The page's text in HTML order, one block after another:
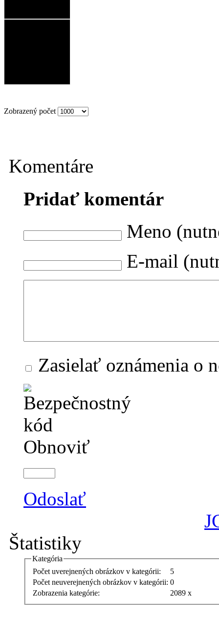
Zobrazený počet
Komentáre
Pridať komentár
Meno
E-mail
Zasielať oznámenia o
Obnoviť
Odoslať
Štatistiky
Kategória
Počet uverejnených obrázkov v kategórii:
5
Počet neuverejnených obrázkov v kategórii: 0
Zobrazenia kategórie:
2089 x